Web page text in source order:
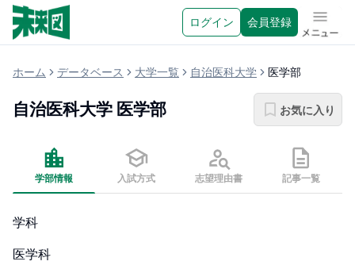
ログイン 会員登録 メニュ
ホーム データベース 大学一覧 自治医科大学 医学部
自治医科大学 医学部 お気に入り
学部情報 入試方式 志望理由書 記事一覧
学科
医学科